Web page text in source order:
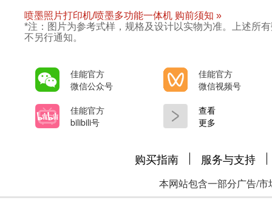
喷墨照片打印机/喷墨多功能一体机 购前须知 »
*注：图片为参考式样，规格及设计以实物为准。上述所
不另行通知。
佳能官方
微信公众号
佳能官方
微信视频号
佳能官方
bilibili号
查看
更多
购买指南 服务与支持
本网站包含一部分广告/